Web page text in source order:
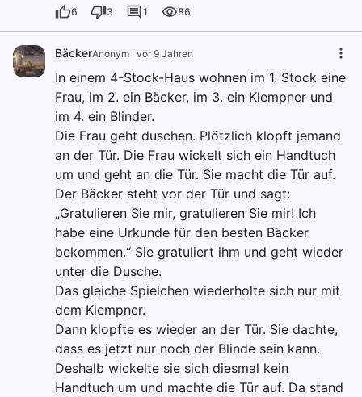
6 3 1 86
BäckerAnonym · vor 9 Jahren
In einem 4-Stock-Haus wohnen im 1. Stock eine
Frau, im 2. ein Bäcker, im 3. ein Klempner und
im 4. ein Blinder.
Die Frau geht duschen. Plötzlich klopft jemand
an der Tür. Die Frau wickelt sich ein Handtuch
um und geht an die Tür. Sie macht die Tür auf.
Der Bäcker steht vor der Tür und sagt:
„Gratulieren Sie mir, gratulieren Sie mir! Ich
habe eine Urkunde für den besten Bäcker
bekommen.“ Sie gratuliert ihm und geht wieder
unter die Dusche.
Das gleiche Spielchen wiederholte sich nur mit
dem Klempner.
Dann klopfte es wieder an der Tür. Sie dachte,
dass es jetzt nur noch der Blinde sein kann.
Deshalb wickelte sie sich diesmal kein
Handtuch um und machte die Tür auf. Da stand